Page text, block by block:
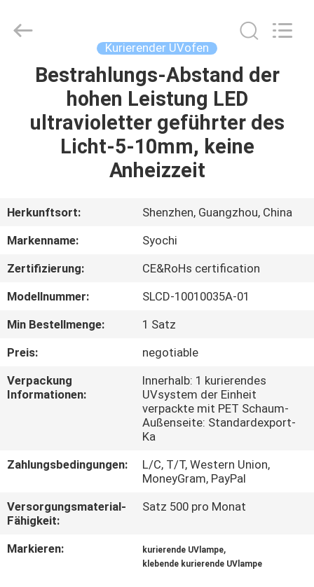
HAUS
PRODUKTE
FABRIK-
QUALITÄTSKONTROLLE
TRETEN
SIE
MIT
VERBINDUNG
NACHRICHTEN
FORDERN
Electronics
Kurierender UVofen
Bestrahlungs-Abstand der
hohen Leistung LED
ultravioletter geführter des
Licht-5-10mm, keine
Anheizzeit
Herkunftsort:
Shenzhen, Guangzhou, China
Markenname:
Syochi
Zertifizierung:
CE&RoHs certification
Modellnummer:
SLCD-10010035A-01
Min Bestellmenge:
1 Satz
Preis:
negotiable
Verpackung
Informationen:
Innerhalb: 1 kurierendes
UVsystem der Einheit
verpackte mit PET Schaum-
Außenseite: Standardexport-
Ka
Zahlungsbedingungen:
L/C, T/T, Western Union,
MoneyGram, PayPal
Versorgungsmaterial-
Fähigkeit:
Satz 500 pro Monat
Markieren: kurierende UVlampe,
klebende kurierende UVlampe